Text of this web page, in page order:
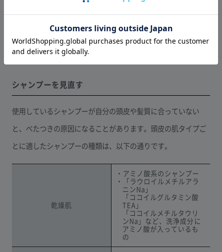
シャンプーの際は、指の腹を使って洗うことが重要です。爪を
が起きることがあります。また、予洗いだけでも約70%の髪の
汚れを落とせるため、 ぬるま湯でしっかり洗いましょう。
シャンプーを見直す
使用しているシャンプーが自分の頭皮や髪質に合っていない
と、べたつきの原因になることがあります。頭皮の肌タイプご
とに適したシャンプーの種類は、以下の通りです。
乾燥肌
・アミノ酸系のシャンプー
・「ラウロイルメチルアラ
ニンNa」
「ココイルグルタミン酸
TEA」
「ココイルメチルタウリ
ンNa」など、洗浄成分に
アミノ酸が入っているも
の